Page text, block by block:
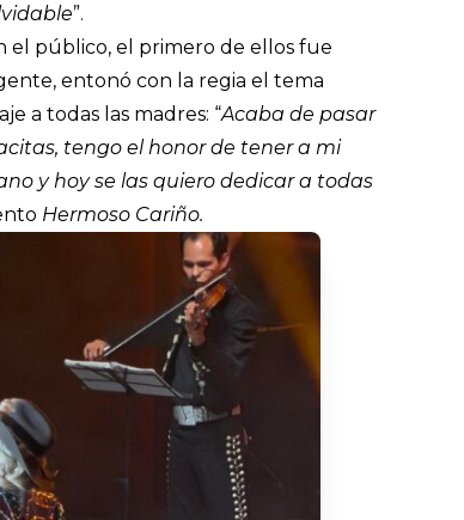
”.
el público, el primero de ellos fue
entonó con la regia el tema
a todas las madres: “Acaba de pasar
tengo el honor de tener a mi
y hoy se las quiero dedicar a todas
Hermoso Cariño.